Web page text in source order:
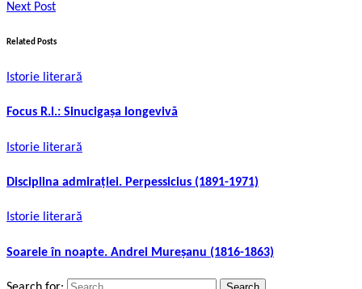
Next Post
Related Posts
Istorie literară
Focus R.l.: Sinucigașa longevivă
Istorie literară
Disciplina admirației. Perpessicius (1891-1971)
Istorie literară
Soarele în noapte. Andrei Mureșanu (1816-1863)